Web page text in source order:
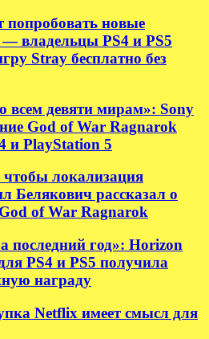
попробовать новые
владельцы PS4 и PS5
Stray бесплатно без
всем девяти мирам»: Sony
God of War Ragnarok
и PlayStation 5
чтобы локализация
рассказал о
of War Ragnarok
последний год»: Horizon
PS4 и PS5 получила
награду
Netflix имеет смысл для